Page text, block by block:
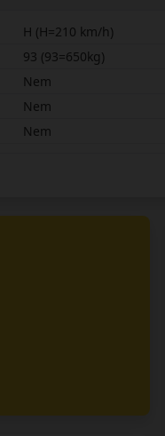
H (H=210 km/h)
93 (93=650kg)
Nem
Nem
Nem